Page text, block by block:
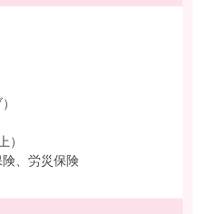
）
、労災保険